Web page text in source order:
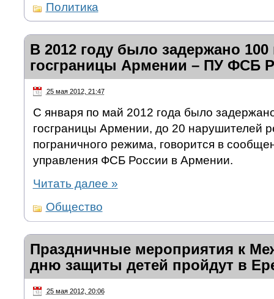
Политика
В 2012 году было задержано
госграницы Армении – ПУ ФСБ
25 мая 2012, 21:47
С января по май 2012 года было
госграницы Армении, до 20 нарушителей
пограничного режима, говорится в
управления ФСБ России в Армении.
Читать далее »
Общество
Праздничные мероприятия к
дню защиты детей пройдут в
25 мая 2012, 20:06